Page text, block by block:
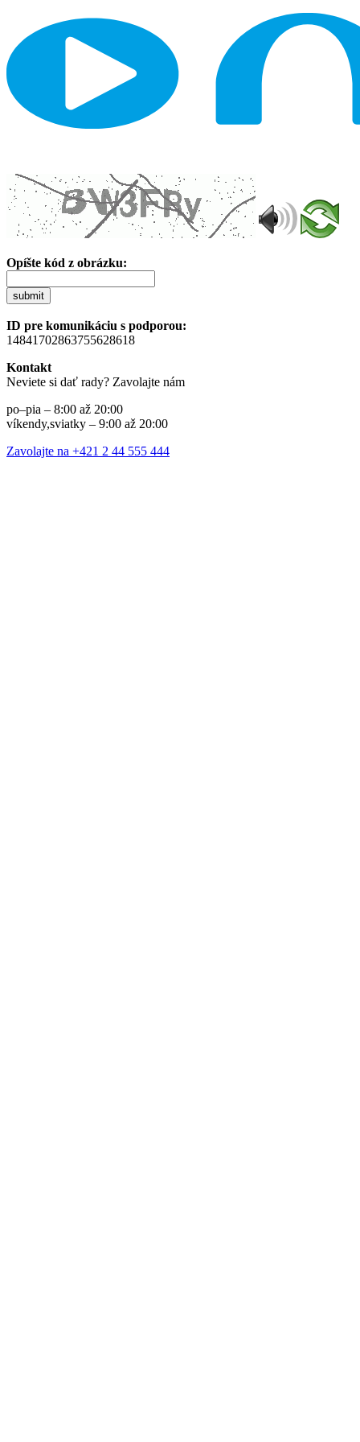
Opíšte kód z obrázku:
submit
ID pre komunikáciu s podporou:
14841702863755628618
Kontakt
Neviete si dať rady? Zavolajte nám
po–pia – 8:00 až 20:00
víkendy,sviatky – 9:00 až 20:00
Zavolajte na +421 2 44 555 444